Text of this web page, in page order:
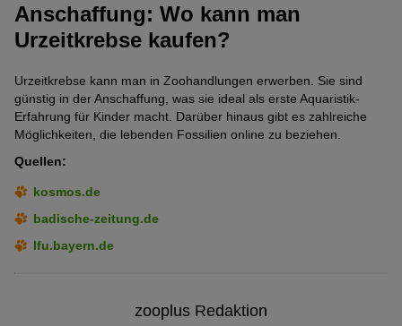
Anschaffung: Wo kann man
Urzeitkrebse kaufen?
Urzeitkrebse kann man in Zoohandlungen erwerben. Sie sind
günstig in der Anschaffung, was sie ideal als erste Aquaristik-
Erfahrung für Kinder macht. Darüber hinaus gibt es zahlreiche
Möglichkeiten, die lebenden Fossilien online zu beziehen.
Quellen:
kosmos.de
badische-zeitung.de
lfu.bayern.de
zooplus Redaktion